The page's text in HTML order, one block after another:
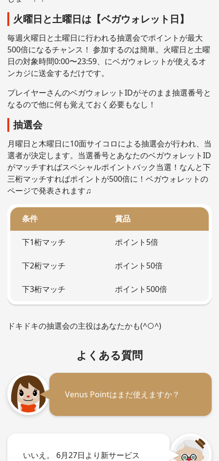
火曜日と土曜日は【ベガウォレット日】
毎週火曜日と土曜日に行われる抽選会でポイントが最大
500倍になるチャンス！ 参加するのは簡単。火曜日と土曜
日の対象時間0:00〜23:59、にベガウォレットが使えるオ
ンカジに送金するだけです。
プレイヤーさんのベガウォレットIDがそのまま抽選番号と
なるので他に何も覚えておく必要もなし！
抽選会
月曜日と木曜日に10面サイコロによる抽選会が行われ、当
選者が決定します。当選番号とあなたのベガウォレットID
がマッチすればスペシャルポイントバック当選！なんと下
三桁マッチすればポイントが500倍に！ベガウォレットの
ページで発表されます♫
条件 賞品
下1桁マッチ ポイント5倍
下2桁マッチ ポイント50倍
下3桁マッチ ポイント500倍
ドキドキの抽選会の主役はあなたかも(^○^)
よくある質問
Venus Pointはまだ使えますか？
いいえ。 6月27日より新サービス